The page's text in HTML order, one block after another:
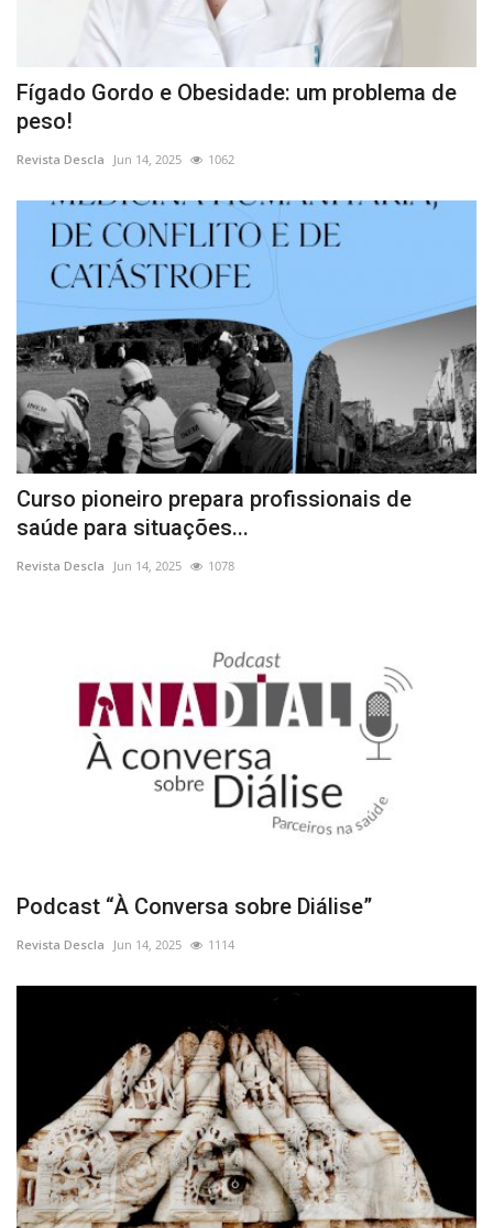
Fígado Gordo e Obesidade: um problema de
peso!
Revista Descla Jun 14, 2025 1062
Curso pioneiro prepara profissionais de
saúde para situações...
Revista Descla Jun 14, 2025 1078
Podcast “À Conversa sobre Diálise”
Revista Descla Jun 14, 2025 1114